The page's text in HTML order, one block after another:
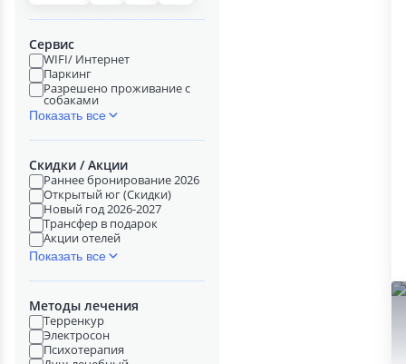
Сервис
WIFI/ Интернет
Паркинг
Разрешено проживание с
собаками
Показать все
Скидки / Акции
Раннее бронирование 2026
Открытый юг (Скидки)
Новый год 2026-2027
Трансфер в подарок
Акции отелей
Показать все
Методы лечения
Терренкур
Электросон
Психотерапия